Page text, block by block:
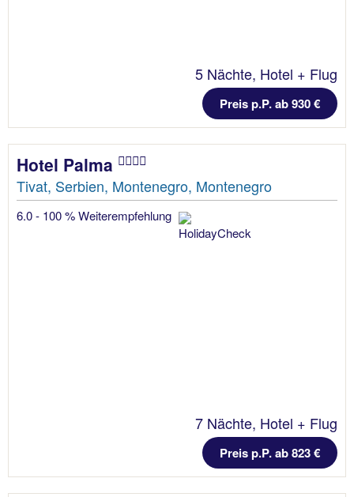
5 Nächte, Hotel + Flug
Preis p.P. ab 930 €
Hotel Palma
Tivat, Serbien, Montenegro, Montenegro
6.0 - 100 % Weiterempfehlung
7 Nächte, Hotel + Flug
Preis p.P. ab 823 €